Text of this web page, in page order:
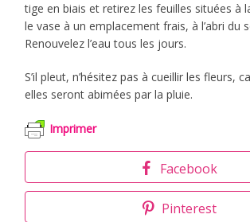
tige en biais et retirez les feuilles situées à
le vase à un emplacement frais, à l’abri du
Renouvelez l’eau tous les jours.
S’il pleut, n’hésitez pas à cueillir les fleurs,
elles seront abimées par la pluie.
Imprimer
Facebook
Pinterest